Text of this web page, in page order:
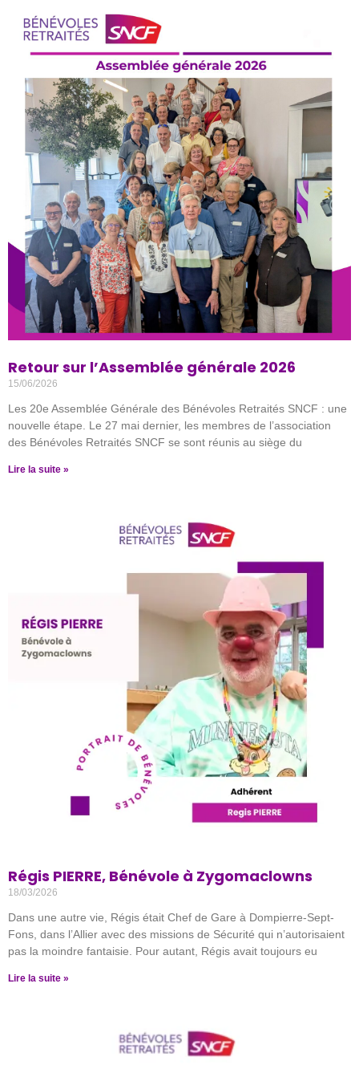
Retour sur l’Assemblée générale 2026
15/06/2026
Les 20e Assemblée Générale des Bénévoles Retraités SNCF : une
nouvelle étape. Le 27 mai dernier, les membres de l’association
des Bénévoles Retraités SNCF se sont réunis au siège du
Lire la suite »
Régis PIERRE, Bénévole à Zygomaclowns
18/03/2026
Dans une autre vie, Régis était Chef de Gare à Dompierre-Sept-
Fons, dans l’Allier avec des missions de Sécurité qui n’autorisaient
pas la moindre fantaisie. Pour autant, Régis avait toujours eu
Lire la suite »